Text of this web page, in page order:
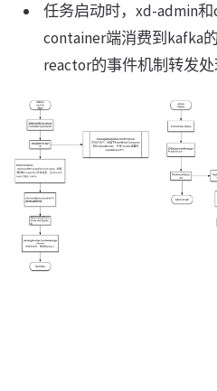
任务启动时，xd-admin和
container端消费到kafka
reactor的事件机制转发处